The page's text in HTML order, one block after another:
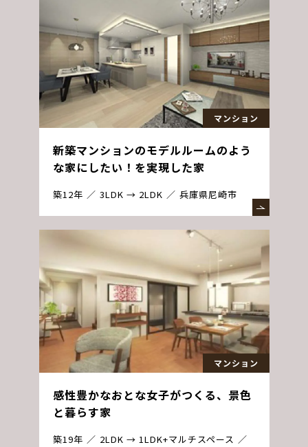
マンション
新築マンションのモデルルームのよう
な家にしたい！を実現した家
築12年 3LDK → 2LDK 兵庫県尼崎市
マンション
感性豊かなおとな女子がつくる、景色
と暮らす家
築19年
2LDK → 1LDK+マルチスペース